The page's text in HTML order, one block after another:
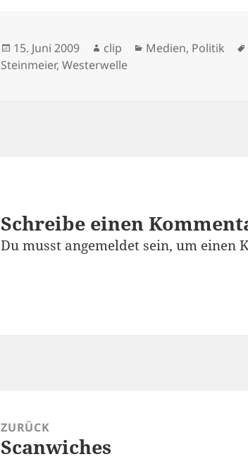
Veröffentlicht
am
15. Juni 2009 Autor
clip Kategorien
Medien, Politik
Steinmeier,Westerwelle
Schreibe einen
Du musst angemeldet sein, um einen
ZURÜCK
Vorheriger
Scanwiches